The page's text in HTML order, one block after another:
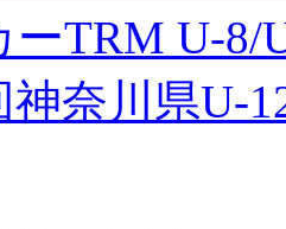
ーTRM U-8/
神奈川県U-